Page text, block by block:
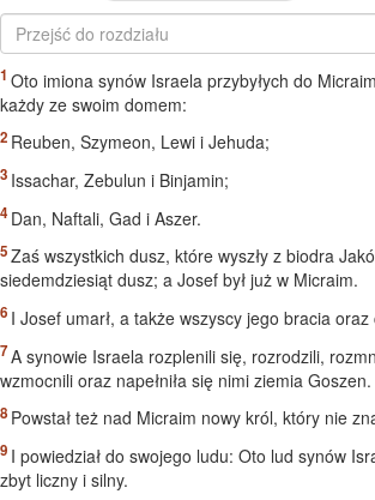
Oto imiona synów Israela przybyłych do
każdy ze swoim domem:
Reuben, Szymeon, Lewi i Jehuda;
Issachar, Zebulun i Binjamin;
Dan, Naftali, Gad i Aszer.
Zaś wszystkich dusz, które wyszły z biodra
siedemdziesiąt dusz; a Josef był już w Micraim.
I Josef umarł, a także wszyscy jego bracia oraz
A synowie Israela rozplenili się, rozrodzili,
wzmocnili oraz napełniła się nimi ziemia Goszen.
Powstał też nad Micraim nowy król, który nie
I powiedział do swojego ludu: Oto lud synów
zbyt liczny i silny.